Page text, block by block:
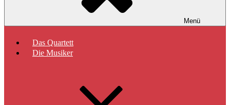
Menü
Das Quartett
Die Musiker